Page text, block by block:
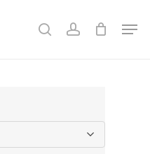
searchaccount